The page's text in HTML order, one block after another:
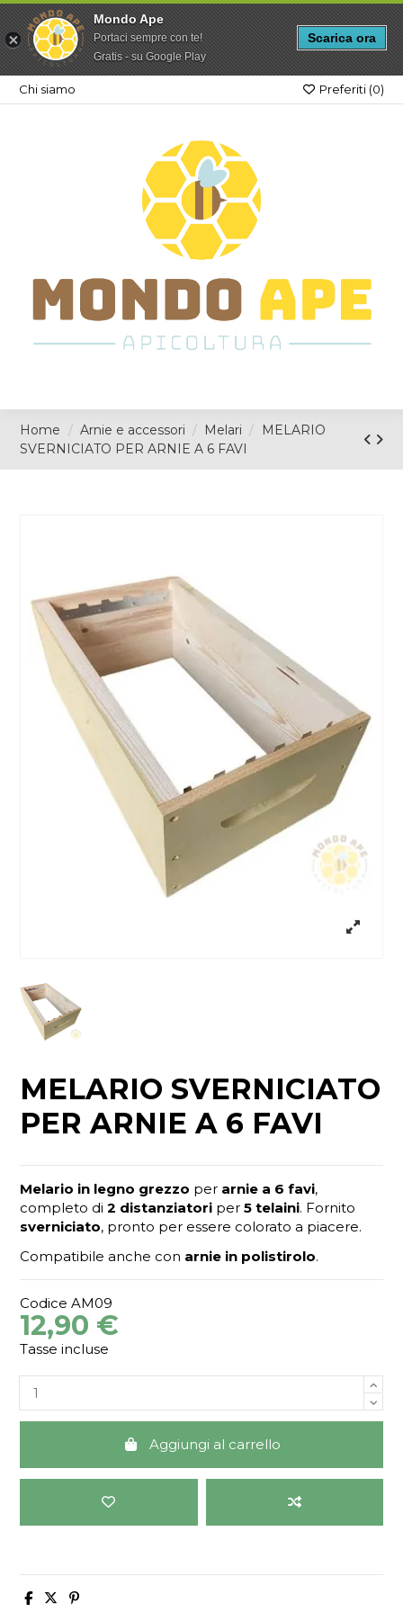
Mondo Ape
Portaci sempre con te!
Gratis - su Google Play
Scarica ora
Chi siamo Preferiti (0)
Home Arnie e accessori Melari
MELARIO
SVERNICIATO PER ARNIE A 6 FAVI
MELARIO SVERNICIATO
PER ARNIE A 6 FAVI
Melario in legno grezzo per arnie a 6 favi,
completo di2 distanziatori per5 telaini. Fornito
sverniciato, pronto per essere colorato a piacere.
Compatibile anche con arnie in polistirolo.
Codice AM09
12,90 €
Tasse incluse
Aggiungi al carrello